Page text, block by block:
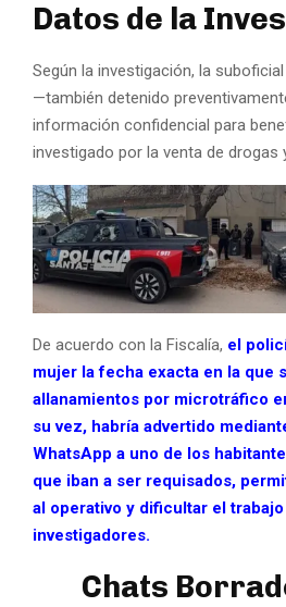
Datos de la
Según la investigación, la
—también detenido
información confidencial para
investigado por la venta de drogas
De acuerdo con la Fiscalía, el
mujer la fecha exacta en la que
allanamientos por microtráfico
su vez, habría advertido
WhatsApp a uno de los
que iban a ser requisados,
al operativo y dificultar el
investigadores.
Chats